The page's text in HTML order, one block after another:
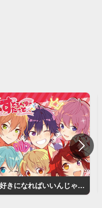
大好きになればいいんじゃない? / すとぷり